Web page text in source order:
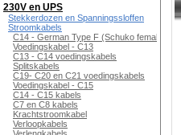
230V en UPS
Stekkerdozen en Spanningssloffen
Stroomkabels
C14 - German Type F (Schuko female)
Voedingskabel - C13
C13 - C14 voedingskabels
Splitskabels
C19- C20 en C21 voedingskabels
Voedingskabel - C15
C14 - C15 kabels
C7 en C8 kabels
Krachtstroomkabel
Verloopkabels